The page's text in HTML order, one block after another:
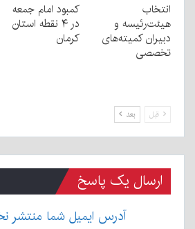
انتخاب
هیئت‌رئیسه و
دبیران کمیته‌های
تخصصی
کمبود امام جمعه
در ۴ نقطه استان
کرمان
قبل بعد
ارسال یک پاسخ
آدرس ایمیل شما منتشر